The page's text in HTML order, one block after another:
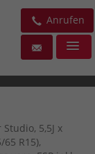
Anrufen
5,5J x
R15),